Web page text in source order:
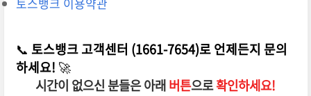
📞 토스뱅크 고객센터 (1661-7654)로 언제든지 문의
하세요! 🚀
시간이 없으신 분들은 아래버튼으로확인하세요!